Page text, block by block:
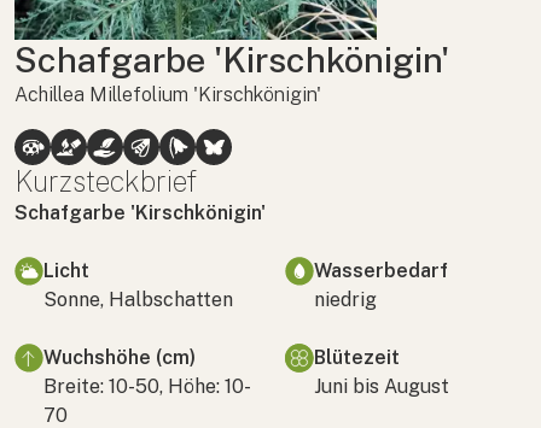
Schafgarbe 'Kirschkönigin'
Achillea Millefolium 'Kirschkönigin'
Kurzsteckbrief
Schafgarbe 'Kirschkönigin'
Licht
Sonne, Halbschatten
Wasserbedarf
niedrig
Wuchshöhe (cm)
Breite: 10-50, Höhe: 10-
70
Blütezeit
Juni bis August